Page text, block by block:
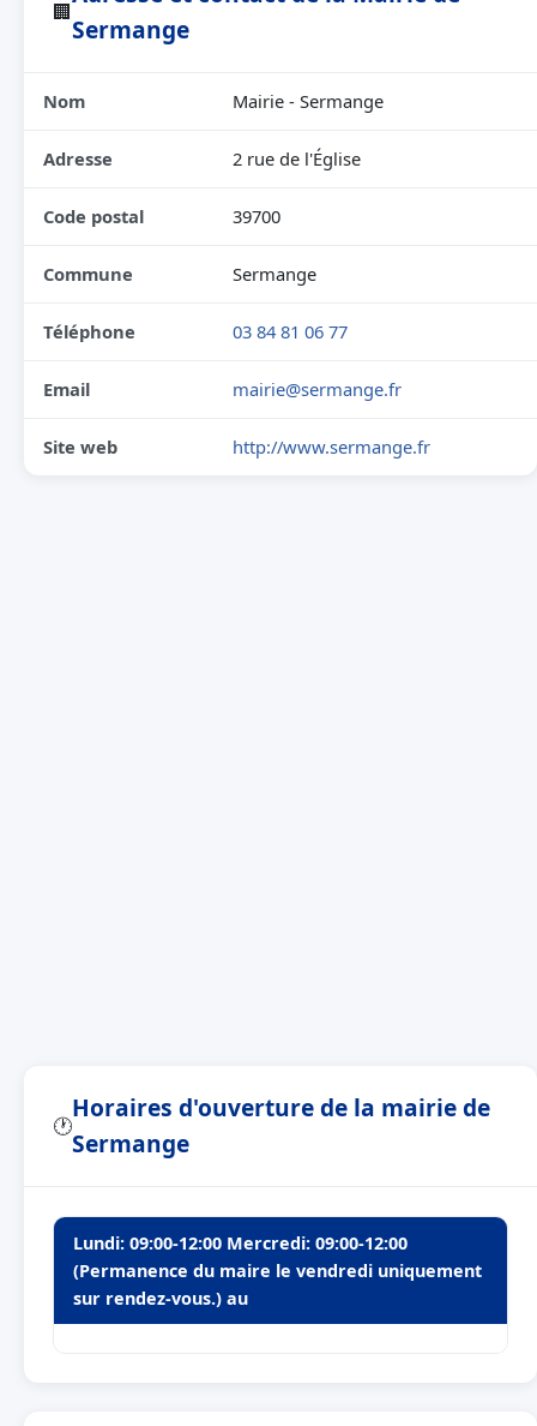
🏢
Sermange
Nom Mairie - Sermange
Adresse 2 rue de l'Église
Code postal 39700
Commune Sermange
Téléphone 03 84 81 06 77
Email mairie@sermange.fr
Site web http://www.sermange.fr
🕐
Horaires d'ouverture de la mairie de
Sermange
Lundi: 09:00-12:00 Mercredi: 09:00-12:00
(Permanence du maire le vendredi uniquement
sur rendez-vous.) au